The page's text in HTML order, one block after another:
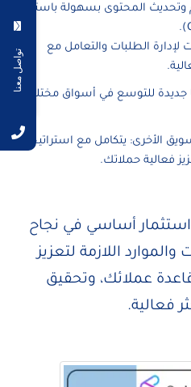
وتحديث المحتوى بسهولة باستخدام
لإدارة الطلبات والتعامل مع
جديدة للتوسع في أسواق مختلفة
الأخرى: يتكامل مع استراتيجيات
فعالية حملاتك.
أساسي في نجاح
اللازمة لتعزيز
عملائك، وتحقيق
فعالية.
تواصل معنا